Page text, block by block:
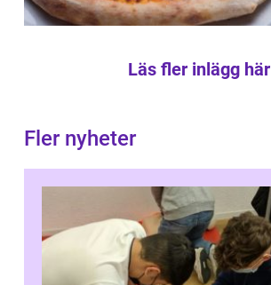
Läs fler inlägg här
Fler nyheter